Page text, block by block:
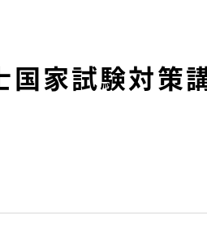
家試験対策